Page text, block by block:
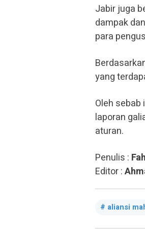
Jabir juga
dampak
para
yang
Oleh
laporan
aturan.
Penulis :
Editor :
aliansi